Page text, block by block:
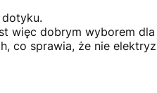
więc dobrym wyborem
co sprawia, że nie